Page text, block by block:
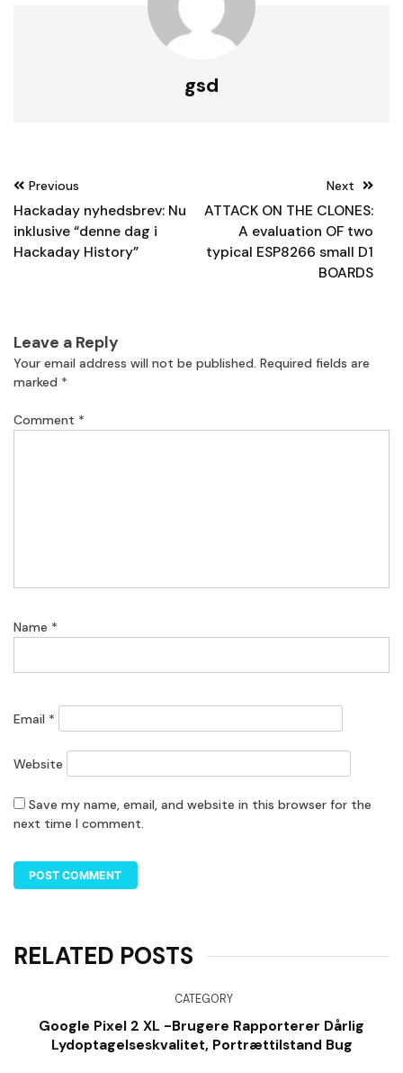
gsd
Post
navigation
Previous
Hackaday nyhedsbrev: Nu
inklusive “denne dag i
Hackaday History”
Next
ATTACK ON THE CLONES:
A evaluation OF two
typical ESP8266 small D1
BOARDS
Leave a Reply
Your email address will not be published. Required fields are
marked *
Comment *
Name *
Email *
Website
Save my name, email, and website in this browser for the
next time I comment.
RELATED POSTS
CATEGORY
Google Pixel 2 XL -brugere Rapporterer Dårlig
Lydoptagelseskvalitet, Portrættilstand Bug